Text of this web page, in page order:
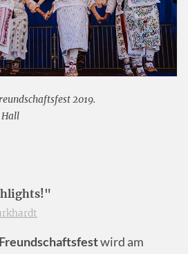
2019.
Hall
wird am